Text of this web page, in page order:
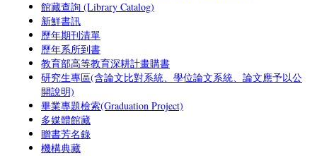
館藏查詢 (Library Catalog)
新鮮書訊
歷年期刊清單
歷年系所到書
教育部高等教育深耕計畫購書
研究生專區(含論文比對系統、學位論文系統、論文應予以公
開說明)
畢業專題檢索(Graduation Project)
多媒體館藏
贈書芳名錄
機構典藏